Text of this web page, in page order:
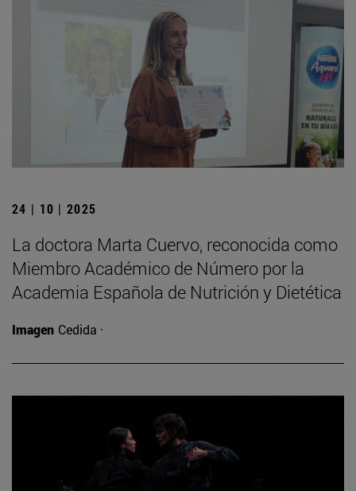
24 | 10 | 2025
La doctora Marta Cuervo, reconocida como
Miembro Académico de Número por la
Academia Española de Nutrición y Dietética
Imagen Cedida ·